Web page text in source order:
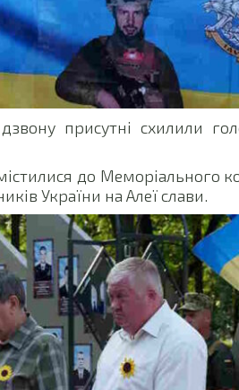
присутні схилили
до Меморіального
України на Алеї слави.